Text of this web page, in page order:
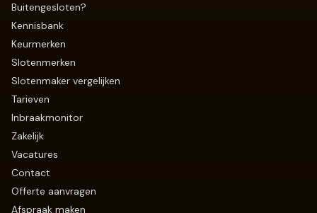
Buitengesloten?
Kennisbank
Keurmerken
Slotenmerken
Slotenmaker vergelijken
Tarieven
Inbraakmonitor
Zakelijk
Vacatures
Contact
Offerte aanvragen
Afspraak maken